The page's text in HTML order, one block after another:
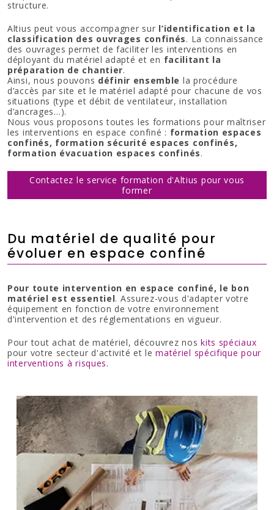
structure.
Altius peut vous accompagner sur l’identification et la
classification des ouvrages confinés. La connaissance
des ouvrages permet de faciliter les interventions en
déployant du matériel adapté et en facilitant la
préparation de chantier.
Ainsi, nous pouvons définir ensemble la procédure
d’accès par site et le matériel adapté pour chacune de vos
situations (type et débit de ventilateur, installation
d’ancrages…).
Nous vous proposons toutes les formations pour maîtriser
les interventions en espace confiné : formation espaces
confinés, formation sécurité espaces confinés,
formation évacuation espaces confinés.
Contactez le service formation d'Altius pour vous
former
Du matériel de qualité pour
évoluer en espace confiné
Pour toute intervention en espace confiné, le bon
matériel est essentiel. Assurez-vous d'adapter votre
équipement en fonction de votre environnement
d'intervention et des réglementations en vigueur.
Pour tout achat de matériel, découvrez noskits spéciaux
pour votre secteur d'activité et lematériel spécifique pour
interventions à risques.